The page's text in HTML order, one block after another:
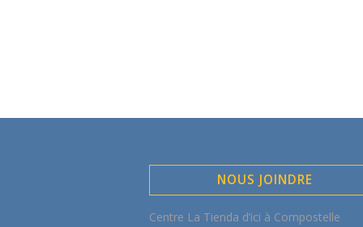
NOUS JOINDRE
Centre La Tienda d’ici à Compostelle